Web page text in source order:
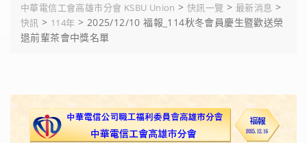
中華電信工會高雄市分會 KSBU Union >快訊一覽 > 最新消息 >
快訊 > 114年 > 2025/12/10 福報_114秋冬會員慶生暨歡送榮
退前輩茶會中獎名單